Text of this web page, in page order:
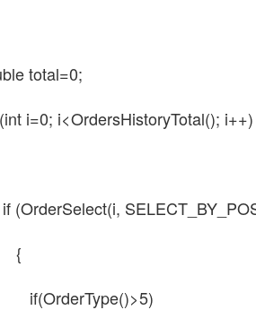
total=0;
i=0; i<OrdersHistoryTotal(); i++)